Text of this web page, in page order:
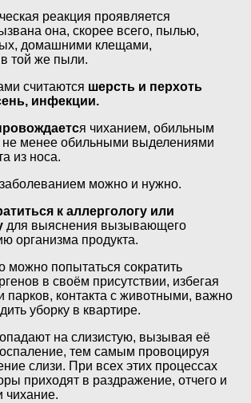
реакция проявляется
она, скорее всего, пылью,
домашними клещами,
той же пыли.
считаются шерсть и перхоть
инфекции.
я чиханием, обильным
не менее обильными выделениями
из носа.
можно и нужно.
к аллергологу или
для выяснения вызывающего
организма продукта.
можно попытаться сократить
в своём присутствии, избегая
парков, контакта с животными, важно
уборку в квартире.
на слизистую, вызывая её
тем самым провоцируя
слизи. При всех этих процессах
приходят в раздражение, отчего и
чихание.